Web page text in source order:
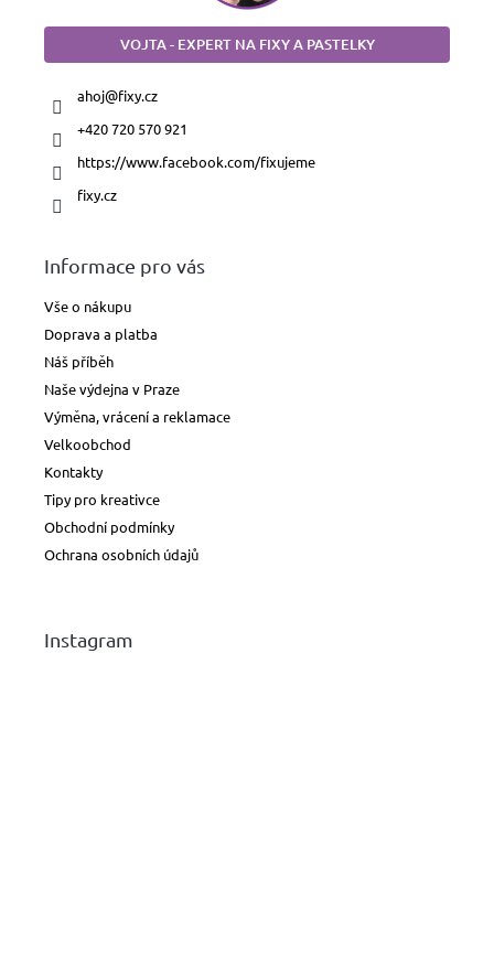
VOJTA - EXPERT NA FIXY A PASTELKY
ahoj@fixy.cz
+420 720 570 921
https://www.facebook.com/fixujeme
fixy.cz
Informace pro vás
Vše o nákupu
Doprava a platba
Náš příběh
Naše výdejna v Praze
Výměna, vrácení a reklamace
Velkoobchod
Kontakty
Tipy pro kreativce
Obchodní podmínky
Ochrana osobních údajů
Instagram